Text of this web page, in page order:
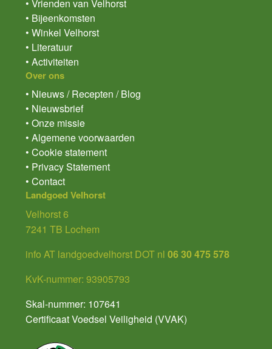
• Vrienden van Velhorst
• Bijeenkomsten
• Winkel Velhorst
• Literatuur
• Activiteiten
Over ons
• Nieuws / Recepten / Blog
• Nieuwsbrief
• Onze missie
• Algemene voorwaarden
• Cookie statement
• Privacy Statement
• Contact
Landgoed Velhorst
Velhorst 6
7241 TB Lochem
info AT landgoedvelhorst DOT nl 06 30 475 578
KvK-nummer: 93905793
Skal-nummer: 107641
Certificaat Voedsel Veiligheid (VVAK)